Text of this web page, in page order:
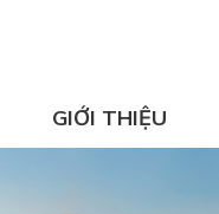
GIỚI THIỆU